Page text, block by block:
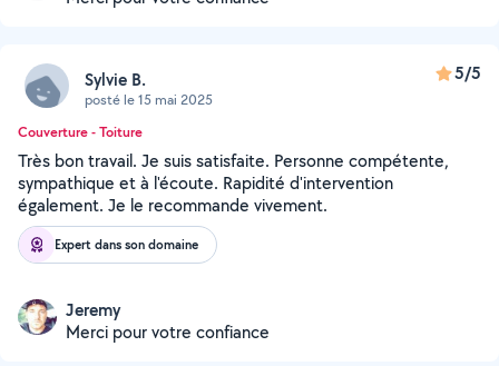
Sylvie B.
posté le 15 mai 2025
5/5
Couverture - Toiture
Très bon travail. Je suis satisfaite. Personne compétente,
sympathique et à l'écoute. Rapidité d'intervention
également. Je le recommande vivement.
Expert dans son domaine
Jeremy
Merci pour votre confiance